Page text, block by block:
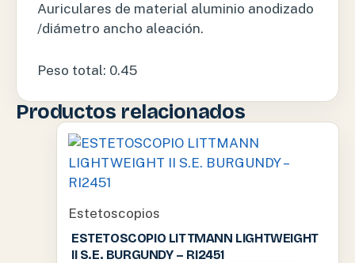
Auriculares de material aluminio anodizado
/diámetro ancho aleación.
Peso total: 0.45
Productos relacionados
Estetoscopios
ESTETOSCOPIO LITTMANN LIGHTWEIGHT
II S.E. BURGUNDY – RI2451